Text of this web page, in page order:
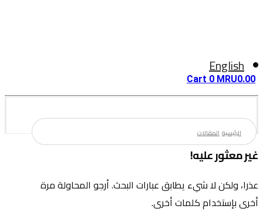
English
MRU0.00
0
Cart
الرئيسية المقالات
غير معثور عليه!
عذرا، ولكن لا شيء يطابق عبارات البحث. أرجو المحاولة مرة
أخرى بإستخدام كلمات أخرى.